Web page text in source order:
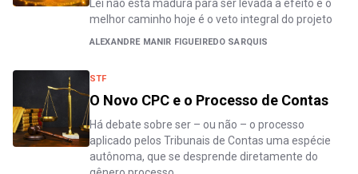
Lei não está madura para ser levada a efeito e o
melhor caminho hoje é o veto integral do projeto
ALEXANDRE MANIR FIGUEIREDO SARQUIS
STF
O Novo CPC e o Processo de Contas
Há debate sobre ser – ou não – o processo
aplicado pelos Tribunais de Contas uma espécie
autônoma, que se desprende diretamente do